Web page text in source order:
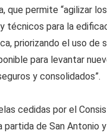
que permite “agilizar
técnicos para la
priorizando el uso de
para levantar
y consolidados”.
cedidas por el
partida de San Antonio y